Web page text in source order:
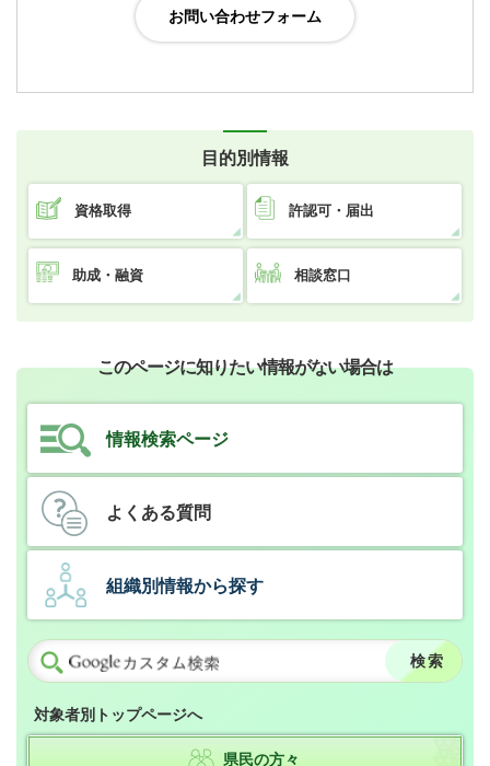
目的別情報
資格取得 許認可・届出
助成・融資 相談窓口
このページに知りたい情報がない場合は
情報検索ページ
よくある質問
組織別情報から探す
対象者別トップページへ
県民の方々